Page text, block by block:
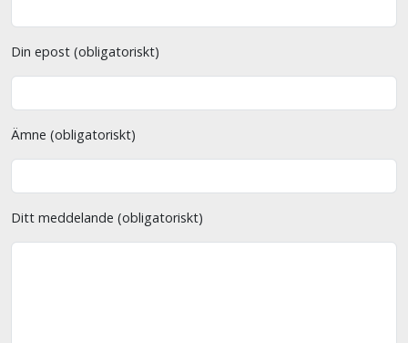
Din epost (obligatoriskt)
Ämne (obligatoriskt)
Ditt meddelande (obligatoriskt)